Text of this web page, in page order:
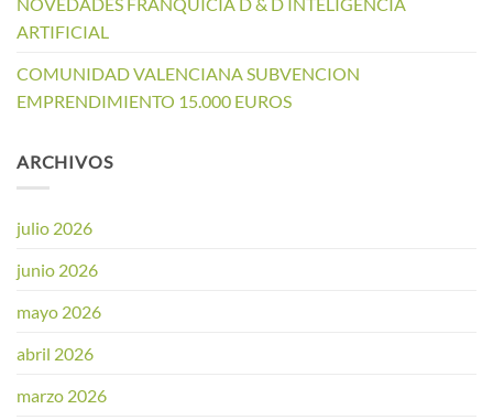
ARTIFICIAL
COMUNIDAD VALENCIANA SUBVENCION
EMPRENDIMIENTO 15.000 EUROS
ARCHIVOS
julio 2026
junio 2026
mayo 2026
abril 2026
marzo 2026